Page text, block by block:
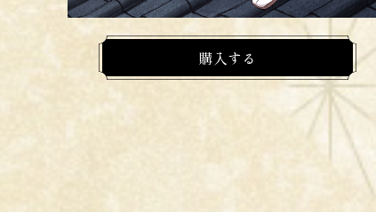
購入する